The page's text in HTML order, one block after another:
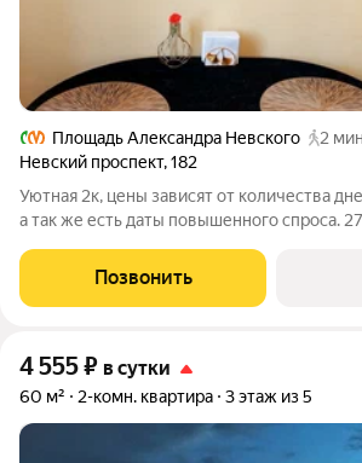
Площадь Александра Невского
2
Невский проспект,182
Уютная 2к, цены зависят от количества
а так же есть даты повышенного спроса.
Укажите какие даты интересуют и кто
квартире
Позвонить
4 555₽ в сутки
60 м² 2-комн. квартира 3 этаж из 5